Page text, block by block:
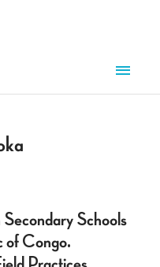
Schools
of Congo.